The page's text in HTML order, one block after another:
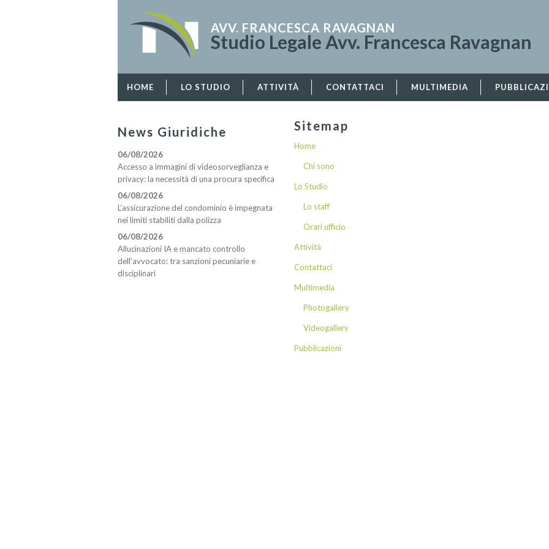
AVV. FRANCESCA RAVAGNAN
Studio Legale Avv. Francesca Ravagnan
HOME LO STUDIO ATTIVITÀ CONTATTACI MULTIMEDIA
Sitemap
Home
Chi sono
Lo Studio
Lo staff
Orari ufficio
Attività
Contattaci
Multimedia
Photogallery
Videogallery
Pubblicazioni
News Giuridiche
06/08/2026
Accesso a immagini di videosorveglianza e
privacy: la necessità di una procura specifica
06/08/2026
L’assicurazione del condominio è impegnata
nei limiti stabiliti dalla polizza
06/08/2026
Allucinazioni IA e mancato controllo
dell’avvocato: tra sanzioni pecuniarie e
disciplinari